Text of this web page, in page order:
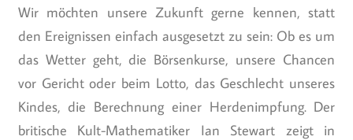
Wir möchten unsere Zukunft gerne kennen, statt
den Ereignissen einfach ausgesetzt zu sein: Ob es um
das Wetter geht, die Börsenkurse, unsere Chancen
vor Gericht oder beim Lotto, das Geschlecht unseres
Kindes, die Berechnung einer Herdenimpfung. Der
britische Kult-Mathematiker Ian Stewart zeigt in